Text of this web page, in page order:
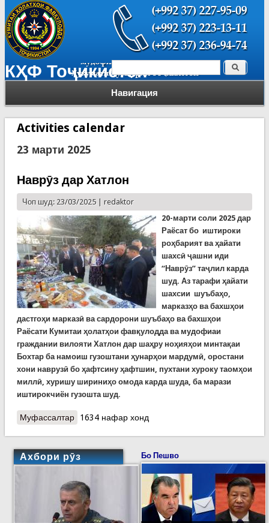
КҲФ Тоҷикистон
Навигация
Форма поиска Поиск
Activities calendar
23 марти 2025
Наврӯз дар Хатлон
Чоп шуд: 23/03/2025 | redaktor
20-марти соли 2025 дар
Раёсат бо иштироки
роҳбарият ва ҳайати
шахсӣ ҷашни иди
“Наврӯз” таҷлил карда
шуд. Аз тарафи ҳайати
шахсии шуъбаҳо,
марказҳо ва бахшҳои
дастгоҳи марказӣ ва сардорони шуъбаҳо ва бахшҳои
Раёсати Кумитаи ҳолатҳои фавқулодда ва мудофиаи
граждании вилояти Хатлон дар шаҳру ноҳияҳои минтақаи
Бохтар ба намоиш гузоштани ҳунарҳои мардумӣ, оростани
хони наврузӣ бо ҳафтсину ҳафтшин, пухтани хуроку таомҳои
миллӣ, хуришу шириниҳо омода карда шуда, ба марази
иштирокчиён гузошта шуд.
Муфассалтаро Наврӯз дар Хатлон
1634 нафар хонд
Ахбори рӯз Бо Пешво